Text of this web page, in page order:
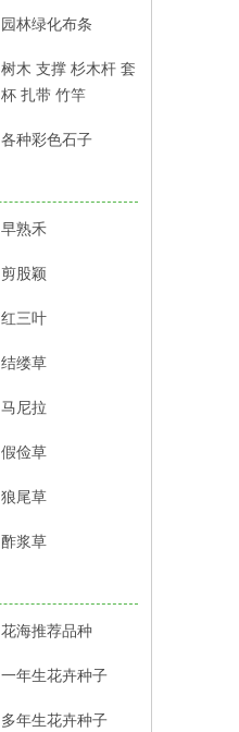
园林绿化布条
树木 支撑 杉木杆 套
杯 扎带 竹竿
各种彩色石子
早熟禾
剪股颖
红三叶
结缕草
马尼拉
假俭草
狼尾草
酢浆草
花海推荐品种
一年生花卉种子
多年生花卉种子